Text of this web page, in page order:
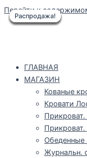
Перейти к
ГЛАВНАЯ
МАГАЗИН
Кованые
Кровати
Обеденные
Журнальн.
Распродажа!
Распродажа!
Распродажа!
Распродажа!
Распродажа!
Распродажа!
Распродажа!